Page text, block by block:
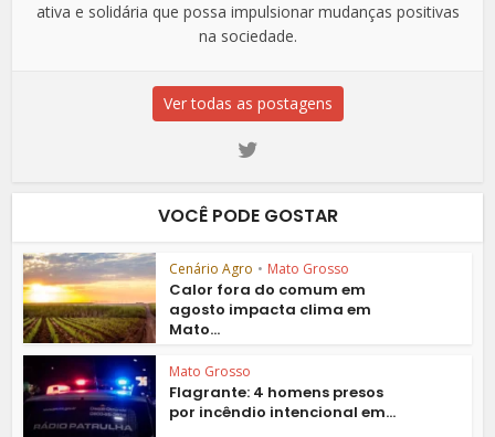
ativa e solidária que possa impulsionar mudanças positivas
na sociedade.
Ver todas as postagens
VOCÊ PODE GOSTAR
Cenário Agro • Mato Grosso
Calor fora do comum em
agosto impacta clima em
Mato...
Mato Grosso
Flagrante: 4 homens presos
por incêndio intencional em...